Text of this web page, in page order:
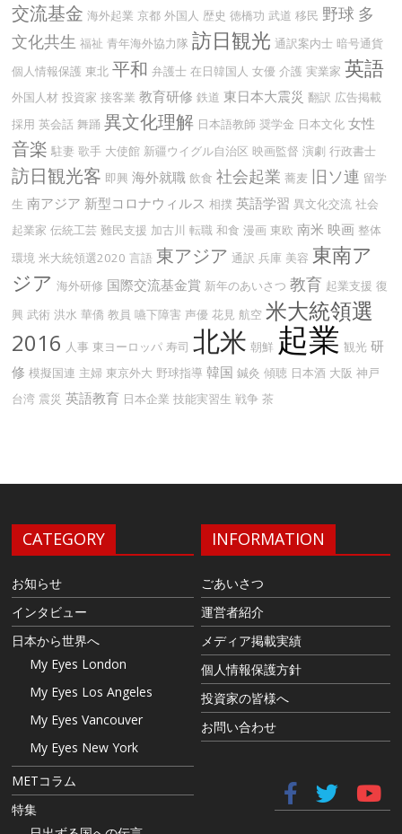
交流基金 海外起業 京都 外国人 歴史 徳橋功 武道 移民 野球 多
文化共生 福祉 青年海外協力隊 訪日観光 通訳案内士 暗号通貨
個人情報保護 東北 平和 弁護士 在日韓国人 女優 介護 実業家 英語
外国人材 投資家 接客業 教育研修 鉄道 東日本大震災 翻訳 広告掲載
採用 英会話 舞踊 異文化理解 日本語教師 奨学金 日本文化 女性
音楽 駐妻 歌手 大使館 新疆ウイグル自治区 映画監督 演劇 行政書士
訪日観光客 即興 海外就職 飲食 社会起業 蕎麦 旧ソ連 留学
生 南アジア 新型コロナウィルス 相撲 英語学習 異文化交流 社会
起業家 伝統工芸 難民支援 加古川 転職 和食 漫画 東欧 南米 映画 整体
環境 米大統領選2020 言語 東アジア 通訳 兵庫 美容 東南ア
ジア 海外研修 国際交流基金賞 新年のあいさつ 教育 起業支援 復
興 武術 洪水 華僑 教員 嚥下障害 声優 花見 航空 米大統領選
2016 人事 東ヨーロッパ 寿司 北米 朝鮮 起業 観光 研
修 模擬国連 主婦 東京外大 野球指導 韓国 鍼灸 傾聴 日本酒 大阪 神戸
台湾 震災 英語教育 日本企業 技能実習生 戦争 茶
CATEGORY
お知らせ
インタビュー
日本から世界へ
My Eyes London
My Eyes Los Angeles
My Eyes Vancouver
My Eyes New York
METコラム
特集
INFORMATION
ごあいさつ
運営者紹介
メディア掲載実績
個人情報保護方針
投資家の皆様へ
お問い合わせ